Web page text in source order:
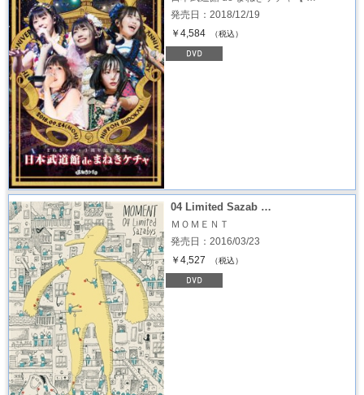
発売日：2018/12/19
￥4,584
（税込）
04 Limited Sazab …
ＭＯＭＥＮＴ
発売日：2016/03/23
￥4,527
（税込）